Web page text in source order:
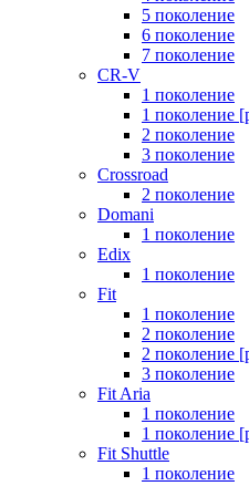
5 поколение
6 поколение
7 поколение
CR-V
1 поколение
1 поколение
2 поколение
3 поколение
Crossroad
2 поколение
Domani
1 поколение
Edix
1 поколение
Fit
1 поколение
2 поколение
2 поколение
3 поколение
Fit Aria
1 поколение
1 поколение
Fit Shuttle
1 поколение